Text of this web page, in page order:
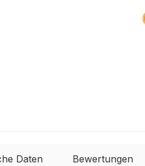
Daten Bewertungen